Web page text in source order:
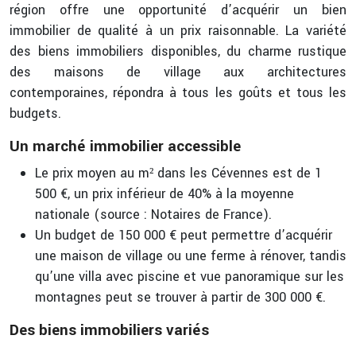
région offre une opportunité d’acquérir un bien
immobilier de qualité à un prix raisonnable. La variété
des biens immobiliers disponibles, du charme rustique
des maisons de village aux architectures
contemporaines, répondra à tous les goûts et tous les
budgets.
Un marché immobilier accessible
Le prix moyen au m² dans les Cévennes est de 1
500 €, un prix inférieur de 40% à la moyenne
nationale (source : Notaires de France).
Un budget de 150 000 € peut permettre d’acquérir
une maison de village ou une ferme à rénover, tandis
qu’une villa avec piscine et vue panoramique sur les
montagnes peut se trouver à partir de 300 000 €.
Des biens immobiliers variés